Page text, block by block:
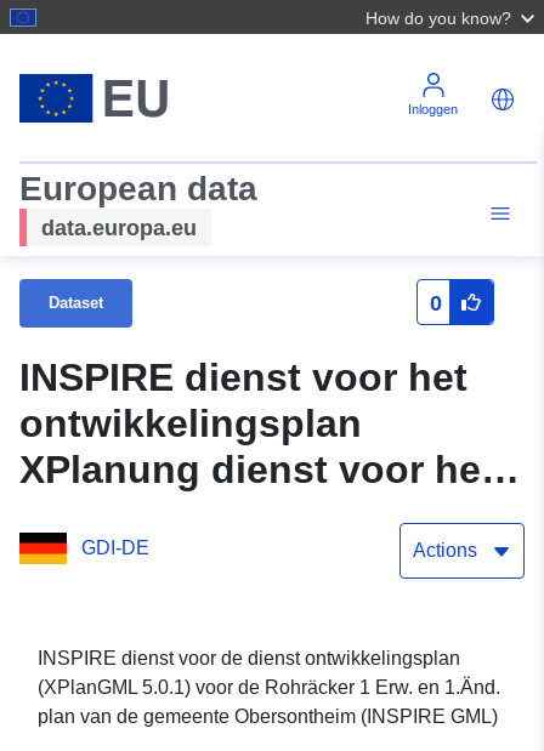
How do you know?
Inloggen
European data
data.europa.eu
Dataset 0
INSPIRE dienst voor het
ontwikkelingsplan
XPlanung dienst voor het
plan Rohräcker 1 Erw. en
1.Änd. (XPlanGML 5.0.1)
GDI-DE Actions
INSPIRE dienst voor de dienst ontwikkelingsplan
(XPlanGML 5.0.1) voor de Rohräcker 1 Erw. en 1.Änd.
plan van de gemeente Obersontheim (INSPIRE GML)